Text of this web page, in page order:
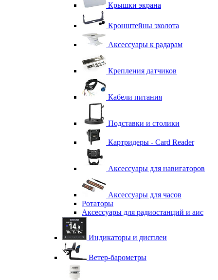
Крышки экрана
Кронштейны эхолота
Аксессуары к радарам
Крепления датчиков
Кабели питания
Подставки и столики
Картридеры - Card Reader
Аксессуары для навигаторов
Аксессуары для часов
Ротаторы
Аксессуары для радиостанций и аис
Индикаторы и дисплеи
Ветер-барометры